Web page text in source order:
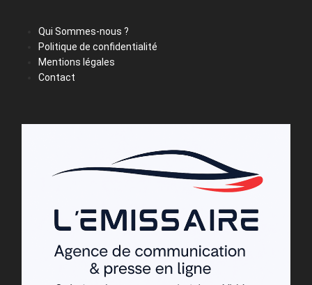
Qui Sommes-nous ?
Politique de confidentialité
Mentions légales
Contact